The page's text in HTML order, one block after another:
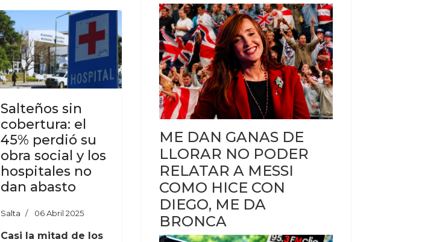
Salteños sin
cobertura: el
45% perdió su
obra social y los
hospitales no
dan abasto
Salta 06 Abril 2025
Casi la mitad de los
ME DAN GANAS DE
LLORAR NO PODER
RELATAR A MESSI
COMO HICE CON
DIEGO, ME DA
BRONCA